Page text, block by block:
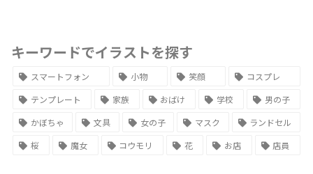
キーワードでイラストを探す
スマートフォン 小物 笑顔
コスプレ
テンプレート
家族 おばけ 学校
男の子
かぼちゃ
文具 女の子 マスク
ランドセル
桜
魔女 コウモリ 花 お店 店員